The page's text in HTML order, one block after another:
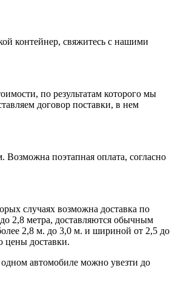
контейнер, свяжитесь с нашими
по результатам которого мы
договор поставки, в нем
поэтапная оплата, согласно
случаях возможна доставка по
2,8 метра, доставляются обычным
2,8 м. до 3,0 м. и шириной от 2,5 до
цены доставки.
автомобиле можно увезти до